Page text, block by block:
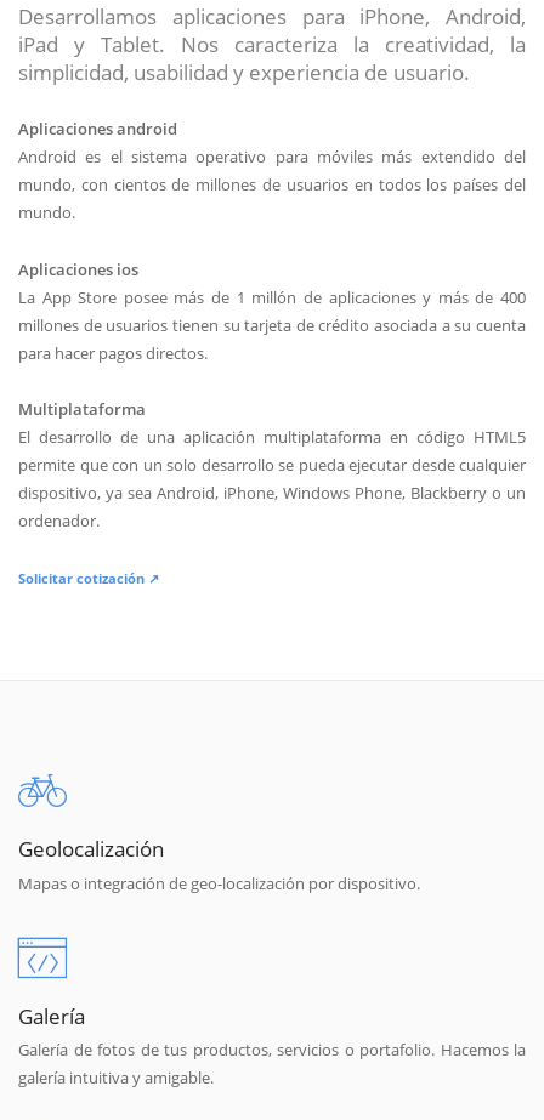
Desarrollamos aplicaciones para iPhone, Android,
iPad y Tablet. Nos caracteriza la creatividad, la
simplicidad, usabilidad y experiencia de usuario.
Aplicaciones android
Android es el sistema operativo para móviles más extendido del
mundo, con cientos de millones de usuarios en todos los países del
mundo.
Aplicaciones ios
La App Store posee más de 1 millón de aplicaciones y más de 400
millones de usuarios tienen su tarjeta de crédito asociada a su cuenta
para hacer pagos directos.
Multiplataforma
El desarrollo de una aplicación multiplataforma en código HTML5
permite que con un solo desarrollo se pueda ejecutar desde cualquier
dispositivo, ya sea Android, iPhone, Windows Phone, Blackberry o un
ordenador.
Solicitar cotización ↗
Geolocalización
Mapas o integración de geo-localización por dispositivo.
Galería
Galería de fotos de tus productos, servicios o portafolio. Hacemos la
galería intuitiva y amigable.